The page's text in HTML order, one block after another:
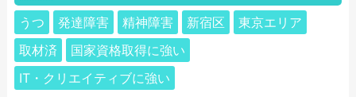
うつ 発達障害 精神障害 新宿区
東京エリア
取材済
国家資格取得に強い
IT・クリエイティブに強い